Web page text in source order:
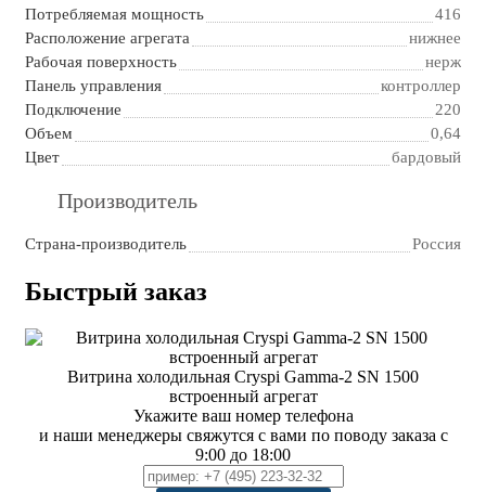
Потребляемая мощность
416
Расположение агрегата
нижнее
Рабочая поверхность
нерж
Панель управления
контроллер
Подключение
220
Объем
0,64
Цвет
бардовый
Производитель
Страна-производитель Россия
Быстрый заказ
Витрина холодильная Cryspi Gamma-2 SN 1500
встроенный агрегат
Укажите ваш номер телефона
и наши менеджеры свяжутся с вами по поводу заказа с
9:00 до 18:00